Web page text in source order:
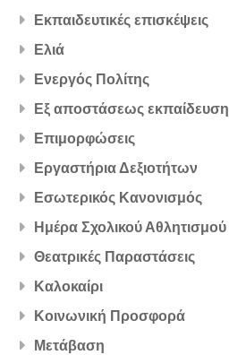
Εκπαιδευτικές επισκέψεις
Ελιά
Ενεργός Πολίτης
Εξ αποστάσεως εκπαίδευση
Επιμορφώσεις
Εργαστήρια Δεξιοτήτων
Εσωτερικός Κανονισμός
Ημέρα Σχολικού Αθλητισμού
Θεατρικές Παραστάσεις
Καλοκαίρι
Κοινωνική Προσφορά
Μετάβαση